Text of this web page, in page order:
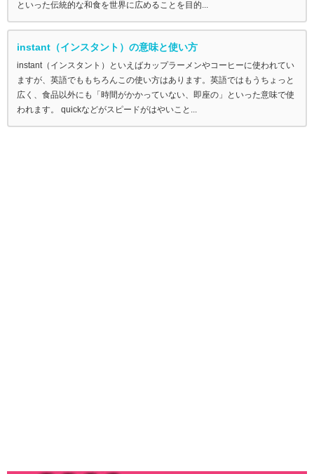
といった伝統的な和食を世界に広めることを目的...
instant（インスタント）の意味と使い方
instant（インスタント）といえばカップラーメンやコーヒーに使われてい
ますが、英語でももちろんこの使い方はあります。英語ではもうちょっと
広く、食品以外にも「時間がかかっていない、即座の」といった意味で使
われます。 quickなどがスピードがはやいこと...